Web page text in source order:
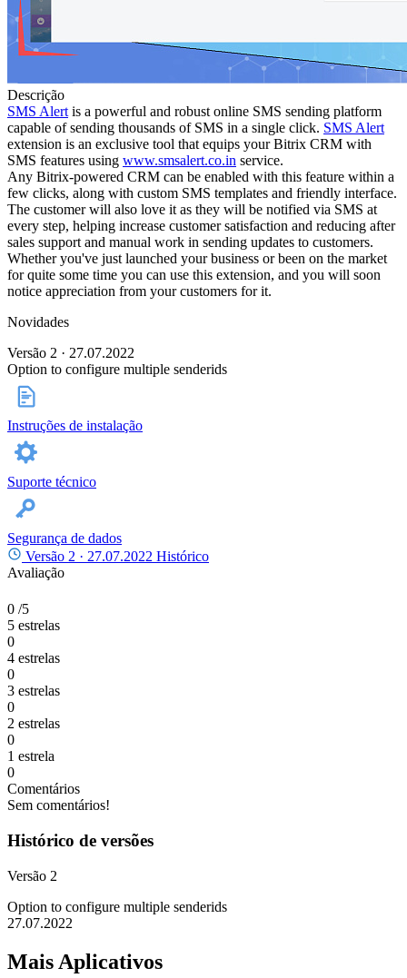
Descrição
SMS Alertis a powerful and robust online SMS sending platform
capable of sending thousands of SMS in a single click. SMS Alert
extension is an exclusive tool that equips your Bitrix CRM with
SMS features using www.smsalert.co.in service.
Any Bitrix-powered CRM can be enabled with this feature within a
few clicks, along with custom SMS templates and friendly interface.
The customer will also love it as they will be notified via SMS at
every step, helping increase customer satisfaction and reducing after
sales support and manual work in sending updates to customers.
Whether you've just launched your business or been on the market
for quite some time you can use this extension, and you will soon
notice appreciation from your customers for it.
Novidades
Versão 2 · 27.07.2022
Option to configure multiple senderids
Instruções de instalação
Suporte técnico
Segurança de dados
Versão 2 · 27.07.2022 Histórico
Avaliação
0 /5
5 estrelas
0
4 estrelas
0
3 estrelas
0
2 estrelas
0
1 estrela
0
Comentários
Sem comentários!
Histórico de versões
Versão 2
Option to configure multiple senderids
27.07.2022
Mais Aplicativos